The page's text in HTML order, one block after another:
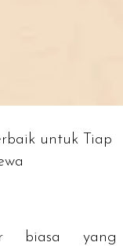
untuk Tiap
biasa yang